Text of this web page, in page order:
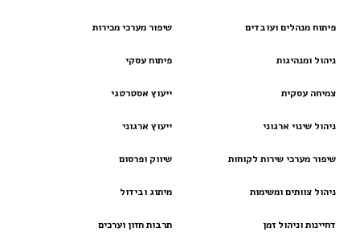
שיפור מערכי מכירות
פיתוח עסקי
ייעוץ אסטרטגי
ייעוץ ארגוני
שיווק ופרסום
מיתוג ובידול
תרבות חזון וערכים
פיתוח מנהלים ועובדים
ניהול ומנהיגות
צמיחה עסקית
ניהול שינוי ארגוני
שיפור מערכי שירות לקוחות
ניהול צוותים ומשימות
דחיינות וניהול זמן